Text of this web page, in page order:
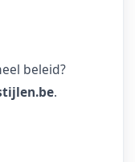
beleid?
.